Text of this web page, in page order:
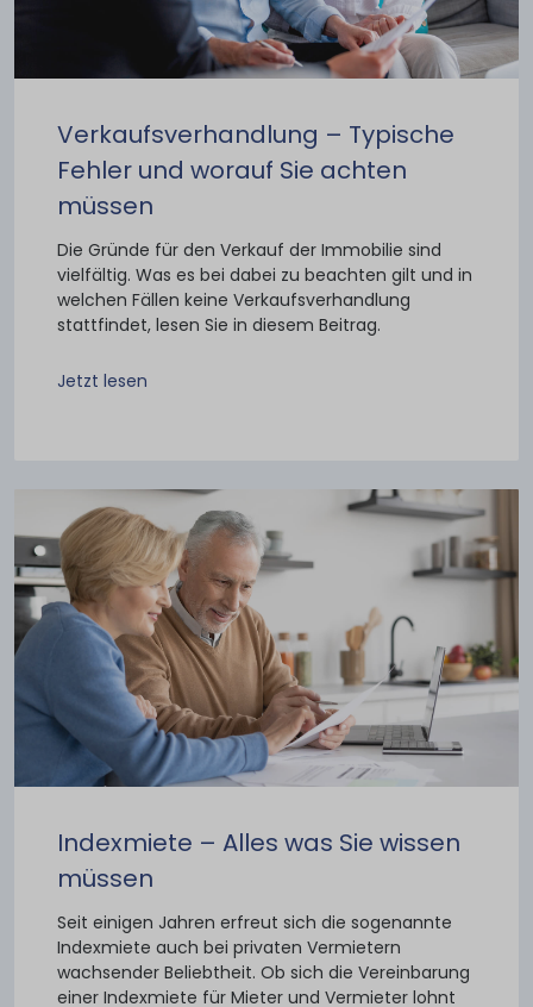
Verkaufsverhandlung – Typische
Fehler und worauf Sie achten
müssen
Die Gründe für den Verkauf der Immobilie sind
vielfältig. Was es bei dabei zu beachten gilt und in
welchen Fällen keine Verkaufsverhandlung
stattfindet, lesen Sie in diesem Beitrag.
Jetzt lesen
Indexmiete – Alles was Sie wissen
müssen
Seit einigen Jahren erfreut sich die sogenannte
Indexmiete auch bei privaten Vermietern
wachsender Beliebtheit. Ob sich die Vereinbarung
einer Indexmiete für Mieter und Vermieter lohnt